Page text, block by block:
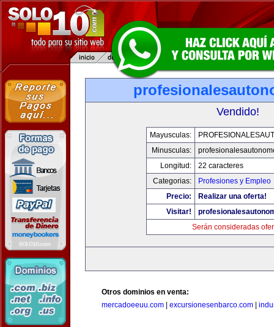
Vendido!
Mayusculas:
Minusculas:
Longitud:
22 caracteres
Categorias:
Profesiones y Empleo
Precio:
Realizar una oferta!
Visitar!
Serán consideradas
Otros dominios en venta:
mercadoeeuu.com
excursionesenbarco.com